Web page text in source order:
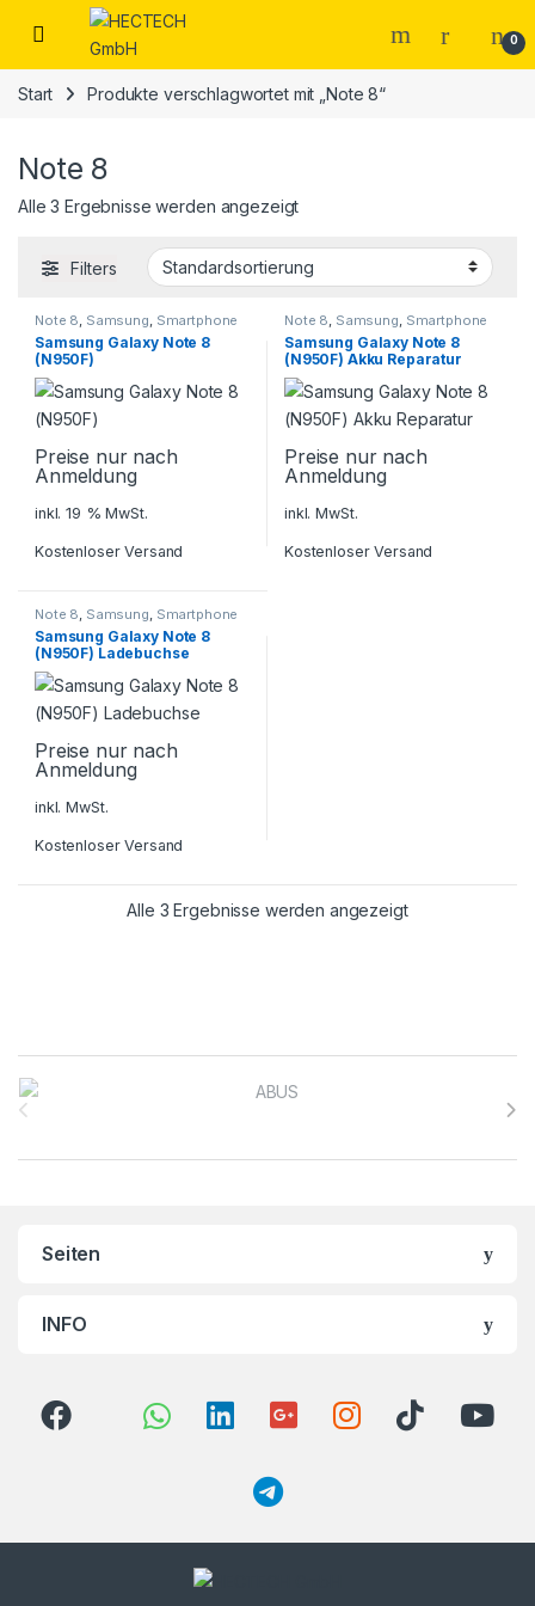
Open 0
Start Produkte verschlagwortet mit „Note 8“
Note 8
Alle 3 Ergebnisse werden angezeigt
Filters
Note 8, Samsung, Smartphone
Reparatur
Samsung Galaxy Note 8
(N950F)
Preise nur nach
Anmeldung
inkl. 19 % MwSt.
Kostenloser Versand
Note 8, Samsung, Smartphone
Reparatur
Samsung Galaxy Note 8
(N950F) Akku Reparatur
Preise nur nach
Anmeldung
inkl. MwSt.
Kostenloser Versand
Note 8, Samsung, Smartphone
Reparatur
Samsung Galaxy Note 8
(N950F) Ladebuchse
Preise nur nach
Anmeldung
inkl. MwSt.
Kostenloser Versand
Alle 3 Ergebnisse werden angezeigt
Brands Carousel
Seiten
INFO